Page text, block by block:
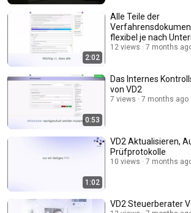
2:02
Alle Teile der
flexibel je nach
VD2
12 views 7 months
0:53
Das Internes
von VD2
7 views 7 months ago
1:02
VD2 Aktualisieren, Audit und
Prüfprotokolle
10 views 7 months
VD2 Steuerberater